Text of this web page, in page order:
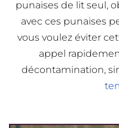
punaises de lit seul,
avec ces punaises
vous voulez éviter
appel
décontamination,